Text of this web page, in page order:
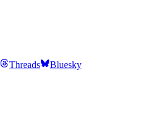
Threads Bluesky